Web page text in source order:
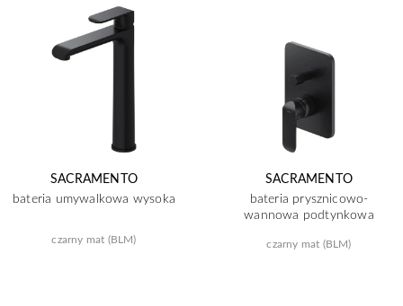
SACRAMENTO
bateria umywalkowa wysoka
czarny mat (BLM)
SACRAMENTO
bateria prysznicowo-
wannowa podtynkowa
czarny mat (BLM)